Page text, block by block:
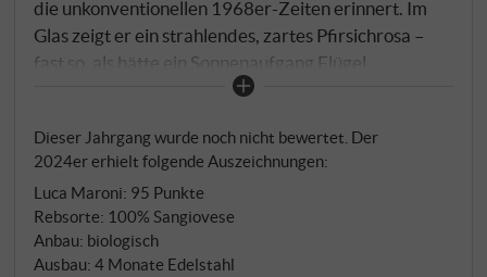
die unkonventionellen 1968er-Zeiten erinnert. Im
Glas zeigt er ein strahlendes, zartes Pfirsichrosa –
fast so, als hätte ein Sonnenaufgang Flügel
bekommen. Ein florales Bouquet mit Grapefruit,
diverse Abenteuer an. Am Gaumen bleibt er
tänzelnd leicht, mit knochenklarer Säure und
knackiger Frucht, leicht salzige Noten und ein
Ausdruck roter Johannisbeeren runden das Bild ab.
Unfiltriert, direkt, frisch – ein belebender
Dieser Jahrgang wurde noch nicht bewertet. Der
2024er erhielt folgende Auszeichnungen:
Luca Maroni: 95 Punkte
Rebsorte: 100% Sangiovese
Anbau: biologisch
Ausbau: 4 Monate Edelstahl